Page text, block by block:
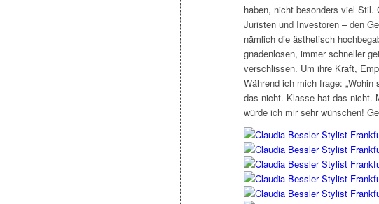
haben, nicht besonders viel Stil.
Juristen und Investoren – den
nämlich die ästhetisch
gnadenlosen, immer schneller
verschlissen. Um ihre Kraft,
Während ich mich frage:
das nicht. Klasse hat das nicht.
würde ich mir sehr wünschen!